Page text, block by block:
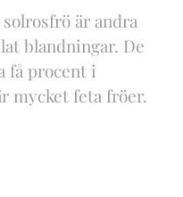
är andra
blandningar. De
få procent i
mycket feta fröer.